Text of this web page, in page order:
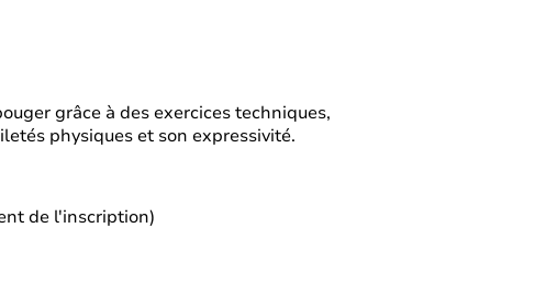
grâce à des exercices techniques,
physiques et son expressivité.
de l'inscription)